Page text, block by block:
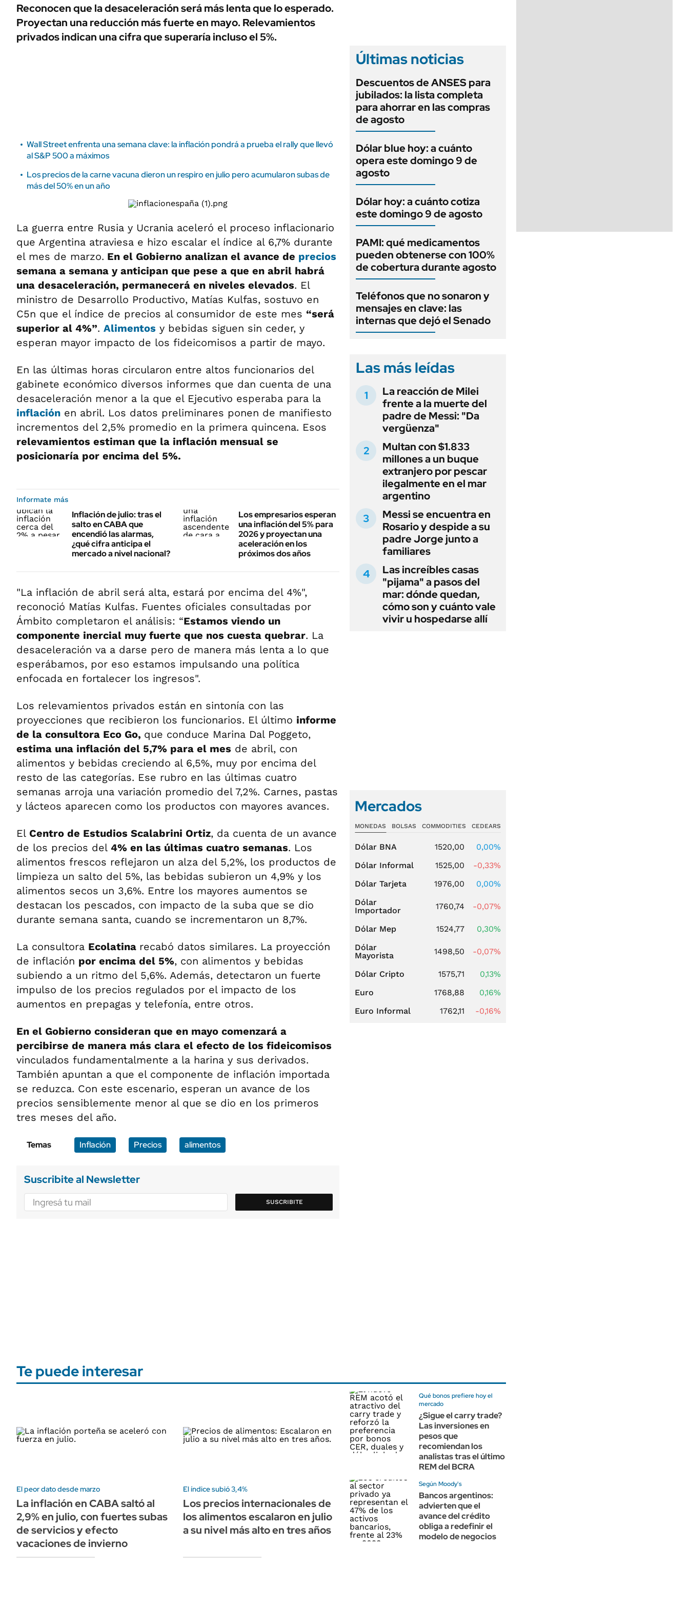
ÁMBITO DEBATE
MEDIAKIT AMBITO DEBATE
URUGUAY
LIFESTYLE
AUTOS
Reconocen que la desaceleración será más lenta que lo esperado.
Proyectan una reducción más fuerte en mayo. Relevamientos
privados indican una cifra que superaría incluso el 5%.
Wall Street enfrenta una semana clave: la inflación pondrá a prueba el rally que llevó
al S&P 500 a máximos
Los precios de la carne vacuna dieron un respiro en julio pero acumularon subas de
más del 50% en un año
La guerra entre Rusia y Ucrania aceleró el proceso inflacionario
que Argentina atraviesa e hizo escalar el índice al 6,7% durante
el mes de marzo. En el Gobierno analizan el avance de precios
semana a semana y anticipan que pese a que en abril habrá
una desaceleración, permanecerá en niveles elevados. El
ministro de Desarrollo Productivo, Matías Kulfas, sostuvo en
C5n que el índice de precios al consumidor de este mes “será
superior al 4%”. Alimentos y bebidas siguen sin ceder, y
esperan mayor impacto de los fideicomisos a partir de mayo.
En las últimas horas circularon entre altos funcionarios del
gabinete económico diversos informes que dan cuenta de una
desaceleración menor a la que el Ejecutivo esperaba para la
inflación en abril. Los datos preliminares ponen de manifiesto
incrementos del 2,5% promedio en la primera quincena. Esos
relevamientos estiman que la inflación mensual se
posicionaría por encima del 5%.
Informate más
Inflación de julio: tras el
salto en CABA que
encendió las alarmas,
¿qué cifra anticipa el
mercado a nivel nacional?
Los empresarios esperan
una inflación del 5% para
2026 y proyectan una
aceleración en los
próximos dos años
"La inflación de abril será alta, estará por encima del 4%",
reconoció Matías Kulfas. Fuentes oficiales consultadas por
Ámbito completaron el análisis: “Estamos viendo un
componente inercial muy fuerte que nos cuesta quebrar. La
desaceleración va a darse pero de manera más lenta a lo que
esperábamos, por eso estamos impulsando una política
enfocada en fortalecer los ingresos".
Los relevamientos privados están en sintonía con las
proyecciones que recibieron los funcionarios. El último informe
de la consultora Eco Go, que conduce Marina Dal Poggeto,
estima una inflación del 5,7% para el mes de abril, con
alimentos y bebidas creciendo al 6,5%, muy por encima del
resto de las categorías. Ese rubro en las últimas cuatro
semanas arroja una variación promedio del 7,2%. Carnes, pastas
y lácteos aparecen como los productos con mayores avances.
El Centro de Estudios Scalabrini Ortiz, da cuenta de un avance
de los precios del 4% en las últimas cuatro semanas. Los
alimentos frescos reflejaron un alza del 5,2%, los productos de
limpieza un salto del 5%, las bebidas subieron un 4,9% y los
alimentos secos un 3,6%. Entre los mayores aumentos se
destacan los pescados, con impacto de la suba que se dio
durante semana santa, cuando se incrementaron un 8,7%.
La consultora Ecolatina recabó datos similares. La proyección
de inflación por encima del 5%, con alimentos y bebidas
subiendo a un ritmo del 5,6%. Además, detectaron un fuerte
impulso de los precios regulados por el impacto de los
aumentos en prepagas y telefonía, entre otros.
En el Gobierno consideran que en mayo comenzará a
percibirse de manera más clara el efecto de los fideicomisos
vinculados fundamentalmente a la harina y sus derivados.
También apuntan a que el componente de inflación importada
se reduzca. Con este escenario, esperan un avance de los
precios sensiblemente menor al que se dio en los primeros
tres meses del año.
Temas Inflación Precios alimentos
Suscribite al Newsletter
SUSCRIBITE
Últimas noticias
Descuentos de ANSES para
jubilados: la lista completa
para ahorrar en las compras
de agosto
Dólar blue hoy: a cuánto
opera este domingo 9 de
agosto
Dólar hoy: a cuánto cotiza
este domingo 9 de agosto
PAMI: qué medicamentos
pueden obtenerse con 100%
de cobertura durante agosto
Teléfonos que no sonaron y
mensajes en clave: las
internas que dejó el Senado
Las más leídas
La reacción de Milei
frente a la muerte del
padre de Messi: "Da
vergüenza"
Multan con $1.833
millones a un buque
extranjero por pescar
ilegalmente en el mar
argentino
Messi se encuentra en
Rosario y despide a su
padre Jorge junto a
familiares
Las increíbles casas
"pijama" a pasos del
mar: dónde quedan,
cómo son y cuánto vale
vivir u hospedarse allí
Mercados
MONEDAS BOLSAS COMMODITIES CEDEARS
Dólar BNA 1520,00
0,00%
Dólar Informal
1525,00
-0,33%
Dólar Tarjeta
1976,00
0,00%
Dólar
Importador
1760,74 -0,07%
Dólar Mep 1524,77
0,30%
Dólar
Mayorista
1498,50 -0,07%
Dólar Cripto 1575,71
0,13%
Euro
1768,88
0,16%
Euro Informal
1762,11 -0,16%
Te puede interesar
El peor dato desde marzo
La inflación en CABA saltó al
2,9% en julio, con fuertes subas
de servicios y efecto
vacaciones de invierno
El índice subió 3,4%
Los precios internacionales de
los alimentos escalaron en julio
a su nivel más alto en tres años
Qué bonos prefiere hoy el
mercado
¿Sigue el carry trade?
Las inversiones en
pesos que
recomiendan los
analistas tras el último
REM del BCRA
Según Moody's
Bancos argentinos:
advierten que el
avance del crédito
obliga a redefinir el
modelo de negocios